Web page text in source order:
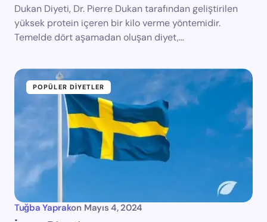
Dukan Diyeti, Dr. Pierre Dukan tarafından geliştirilen
yüksek protein içeren bir kilo verme yöntemidir.
Temelde dört aşamadan oluşan diyet,…
POPÜLER DIYETLER
Tuğba Yaprakon Mayıs 4, 2024